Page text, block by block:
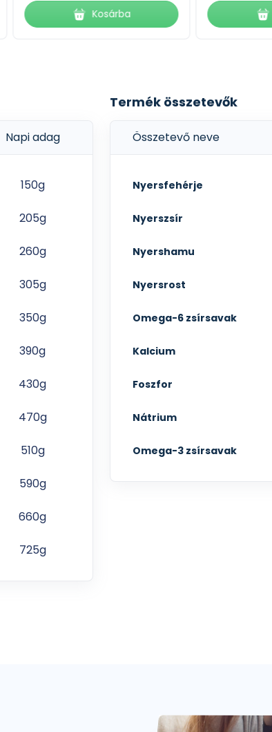
Kosárba
Napi adag
150g
205g
260g
305g
350g
390g
430g
470g
510g
590g
660g
725g
Termék összetevők
Összetevő neve
Nyersfehérje
Nyerszsír
Nyershamu
Nyersrost
Omega-6 zsírsavak
Kalcium
Foszfor
Nátrium
Omega-3 zsírsavak